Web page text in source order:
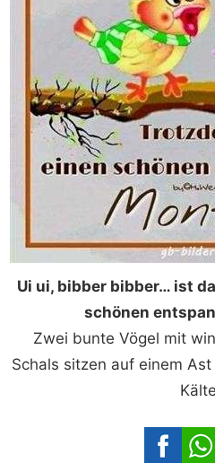
Ui ui, bibber bibber… ist
schönen
Zwei bunte Vögel mit
Schals sitzen auf einem